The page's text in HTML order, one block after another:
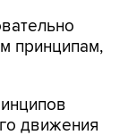
принципам,
движения